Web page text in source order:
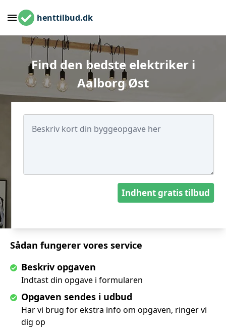
henttilbud.dk
Find den bedste elektriker i
Aalborg Øst
Sådan fungerer vores service
Beskriv opgaven
Indtast din opgave i formularen
Opgaven sendes i udbud
Har vi brug for ekstra info om opgaven, ringer vi
dig op
Indhent gratis tilbud